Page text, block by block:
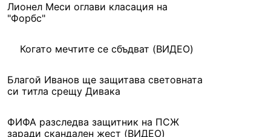
Лионел Меси оглави класация на
"Форбс"
Когато мечтите се сбъдват (ВИДЕО)
Благой Иванов ще защитава световната
си титла срещу Дивака
ФИФА разследва защитник на ПСЖ
заради скандален жест (ВИДЕО)